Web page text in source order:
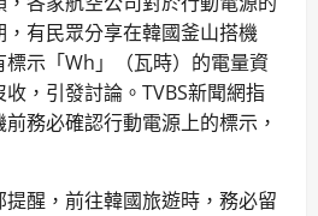
有民眾分享在韓國釜山搭機
示「Wh」（瓦時）的電量資
，引發討論。TVBS新聞網指
務必確認行動電源上的標示，
醒，前往韓國旅遊時，務必留